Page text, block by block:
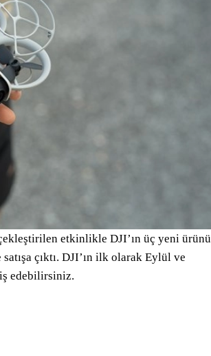
etkinlikle DJI’ın üç yeni ürünü
çıktı. DJI’ın ilk olarak Eylül ve
edebilirsiniz.